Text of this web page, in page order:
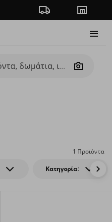
Πορεία παραγγελίας
Camera
Κατηγορία:
1 Προϊόντα